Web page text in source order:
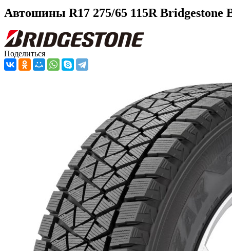
Автошины R17 275/65 115R Bridgestone
Поделиться